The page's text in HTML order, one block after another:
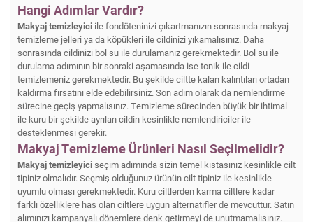
Hangi Adımlar Vardır?
Makyaj temizleyici ile fondöteninizi çıkartmanızın sonrasında makyaj
temizleme jelleri ya da köpükleri ile cildinizi yıkamalısınız. Daha
sonrasında cildinizi bol su ile durulamanız gerekmektedir. Bol su ile
durulama adımının bir sonraki aşamasında ise tonik ile cildi
temizlemeniz gerekmektedir. Bu şekilde ciltte kalan kalıntıları ortadan
kaldırma fırsatını elde edebilirsiniz. Son adım olarak da nemlendirme
sürecine geçiş yapmalısınız. Temizleme sürecinden büyük bir ihtimal
ile kuru bir şekilde ayrılan cildin kesinlikle nemlendiriciler ile
desteklenmesi gerekir.
Makyaj Temizleme Ürünleri Nasıl Seçilmelidir?
Makyaj temizleyiciseçim adımında sizin temel kıstasınız kesinlikle cilt
tipiniz olmalıdır. Seçmiş olduğunuz ürünün cilt tipiniz ile kesinlikle
uyumlu olması gerekmektedir. Kuru ciltlerden karma ciltlere kadar
farklı özelliklere has olan ciltlere uygun alternatifler de mevcuttur. Satın
alımınızı kampanyalı dönemlere denk getirmeyi de unutmamalısınız.